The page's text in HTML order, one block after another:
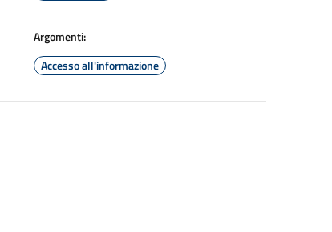
Argomenti:
Accesso all'informazione